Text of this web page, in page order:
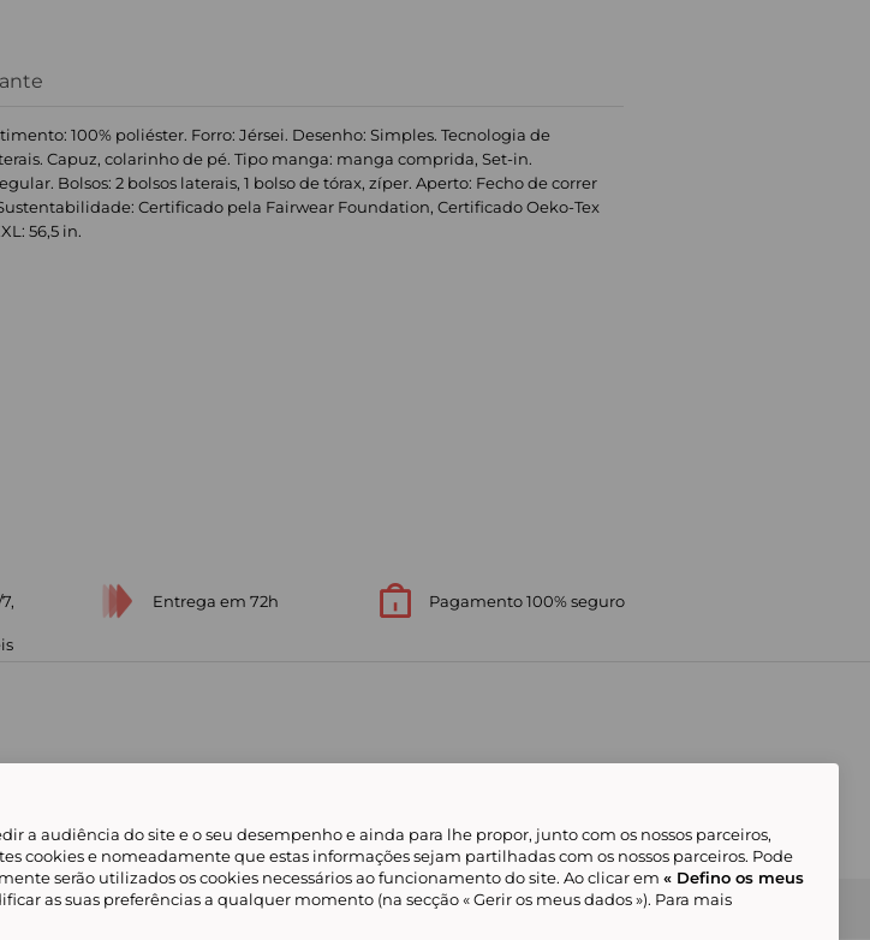
100% poliéster. Forro: Jérsei. Desenho: Simples. Tecnologia de
Capuz, colarinho de pé. Tipo manga: manga comprida, Set-in.
Bolsos: 2 bolsos laterais, 1 bolso de tórax, zíper. Aperto: Fecho de correr
Certificado pela Fairwear Foundation, Certificado Oeko-Tex
56,5 in.
Entrega em 72h Pagamento 100% seguro
Showroomprive group Ajuda e Contacto Gerir os meus cookies
Condições Gerais
a audiência do site e o seu desempenho e ainda para lhe propor, junto com os nossos parceiros,
cookies e nomeadamente que estas informações sejam partilhadas com os nossos parceiros. Pode
serão utilizados os cookies necessários ao funcionamento do site. Ao clicar em « Defino os meus
as suas preferências a qualquer momento (na secção « Gerir os meus dados »). Para mais